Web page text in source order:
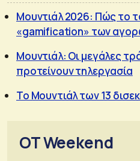
Μουντιάλ 2026: Πώς το
«gamification» των
Μουντιάλ: Οι μεγάλες
προτείνουν τηλεργασία
Το Μουντιάλ των 13
OT Weekend